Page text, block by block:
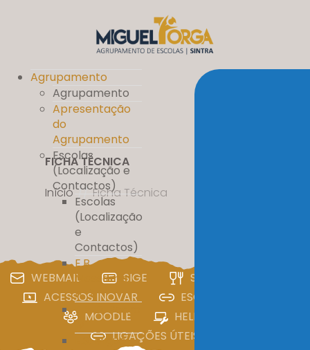
Agrupamento
Agrupamento
Apresentação
do
Agrupamento
Escolas
(Localização e
Contactos)
Escolas
(Localização
e
Contactos)
E.B.
Massamá
nº 1
E.B. D. Pedro
IV
E.S. Miguel
FICHA TÉCNICA
Início //Ficha Técnica
WEBMAIL SIGE SIGA
ACESSOS INOVAR
ESCOLA DIGITAL
MOODLE
HELPDESK
LIGAÇÕES ÚTEIS